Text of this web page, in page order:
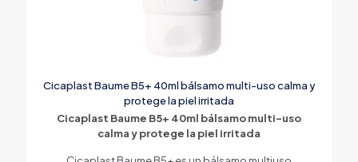
Cicaplast Baume B5+ 40ml bálsamo multi-uso calma y
protege la piel irritada
Cicaplast Baume B5+ 40ml bálsamo multi-uso
calma y protege la piel irritada